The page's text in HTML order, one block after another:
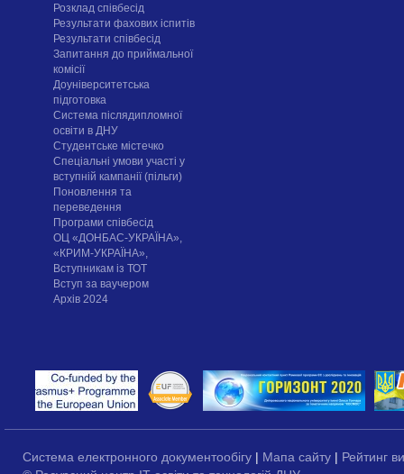
Розклад співбесід
Результати фахових іспитів
Результати співбесід
Запитання до приймальної
комісії
Доуніверситетська
підготовка
Система післядипломної
освіти в ДНУ
Cтудентське містечко
Спеціальні умови участі у
вступній кампанії (пільги)
Поновлення та
переведення
Програми співбесід
ОЦ «ДОНБАС-УКРАЇНА»,
«КРИМ-УКРАЇНА»,
Вступникам із ТОТ
Вступ за ваучером
Архів 2024
Система електронного документообігу | Мапа сайту | Рейтинг